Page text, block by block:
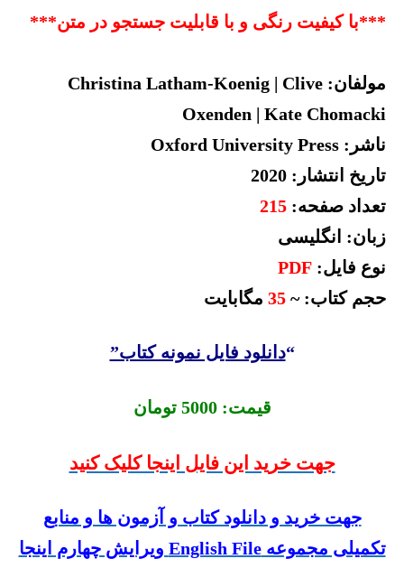
***با کیفیت رنگی و با قابلیت جستجو در متن***
مولفان: Christina Latham-Koenig | Clive
Oxenden | Kate Chomacki
ناشر: Oxford University Press
تاریخ انتشار: 2020
تعداد صفحه: 215
زبان: انگلیسی
نوع فایل: PDF
حجم کتاب: ~ مگابایت
“دانلود فایل نمونه کتاب”
قیمت: 5000 تومان
جهت خرید این فایل اینجا کلیک کنید
جهت خرید و دانلود کتاب و آزمون ها و منابع
تکمیلی مجموعه English File ویرایش چهارم اینجا